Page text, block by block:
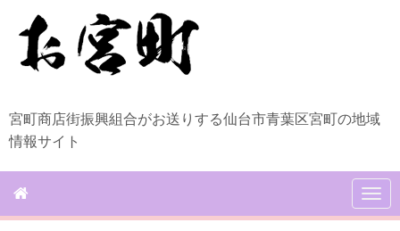
宮町商店街振興組合がお送りする仙台市青葉区宮町の地域
情報サイト
N
a